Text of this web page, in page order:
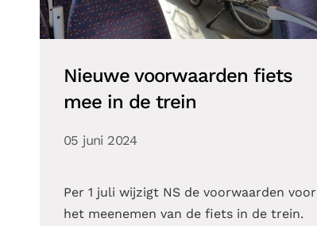
Nieuwe voorwaarden fiets
mee in de trein
05 juni 2024
Per 1 juli wijzigt NS de voorwaarden voor
het meenemen van de fiets in de trein.